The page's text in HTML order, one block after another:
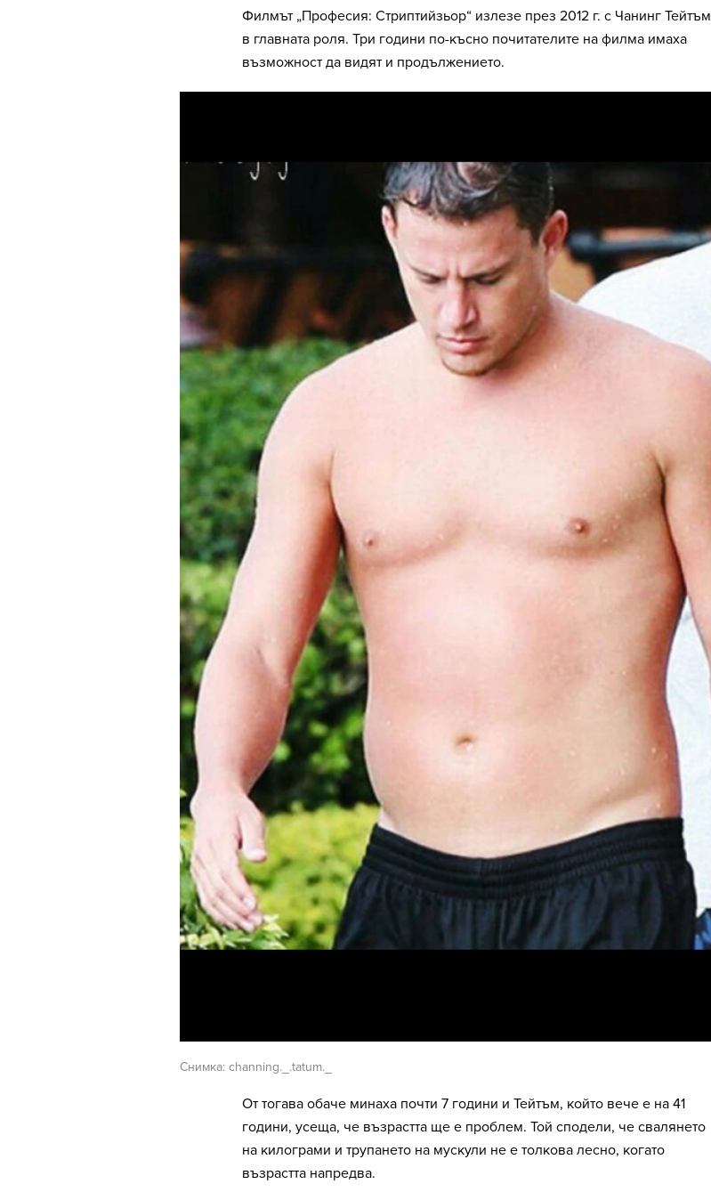
Филмът „Професия: Стриптийзьор“ излезе през 2012 г. с Чанинг Тейтъм
в главната роля. Три години по-късно почитателите на филма имаха
възможност да видят и продължението.
Снимка: channing._.tatum._
От тогава обаче минаха почти 7 години и Тейтъм, който вече е на 41
години, усеща, че възрастта ще е проблем. Той сподели, че свалянето
на килограми и трупането на мускули не е толкова лесно, когато
възрастта напредва.